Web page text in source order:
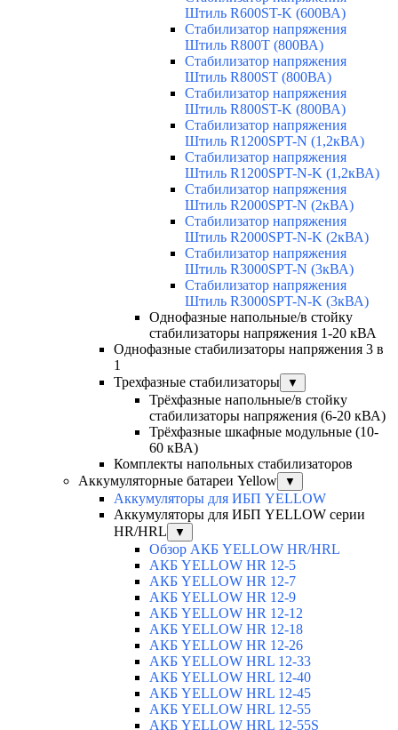
Штиль R600ST-K (600ВА)
Стабилизатор напряжения
Штиль R800T (800ВА)
Стабилизатор напряжения
Штиль R800ST (800ВА)
Стабилизатор напряжения
Штиль R800ST-K (800ВА)
Стабилизатор напряжения
Штиль R1200SPT-N (1,2кВА)
Стабилизатор напряжения
Штиль R1200SPT-N-K (1,2кВА)
Стабилизатор напряжения
Штиль R2000SPT-N (2кВА)
Стабилизатор напряжения
Штиль R2000SPT-N-K (2кВА)
Стабилизатор напряжения
Штиль R3000SPT-N (3кВА)
Стабилизатор напряжения
Штиль R3000SPT-N-K (3кВА)
Однофазные напольные/в стойку
стабилизаторы напряжения 1-20 кВА
Однофазные стабилизаторы напряжения 3 в
1
Трехфазные стабилизаторы
▼
Трёхфазные напольные/в стойку
стабилизаторы напряжения (6-20 кВА)
Трёхфазные шкафные модульные (10-
60 кВА)
Комплекты напольных стабилизаторов
Аккумуляторные батареи Yellow
▼
Аккумуляторы для ИБП YELLOW
Аккумуляторы для ИБП YELLOW серии
HR/HRL
▼
Обзор АКБ YELLOW HR/HRL
АКБ YELLOW HR 12-5
АКБ YELLOW HR 12-7
АКБ YELLOW HR 12-9
АКБ YELLOW HR 12-12
АКБ YELLOW HR 12-18
АКБ YELLOW HR 12-26
АКБ YELLOW HRL 12-33
АКБ YELLOW HRL 12-40
АКБ YELLOW HRL 12-45
АКБ YELLOW HRL 12-55
АКБ YELLOW HRL 12-55S